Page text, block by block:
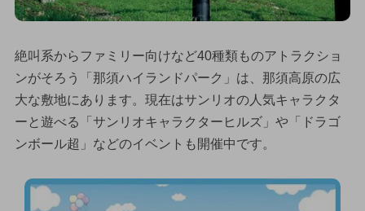
絶叫系からファミリー向けなど40種類ものアトラクショ
ンがそろう「那須ハイランドパーク」は、那須高原の広
大な敷地にあります。現在はサンリオの人気キャラクタ
ーと遊べる「サンリオキャラクターヒルズ」や「ドラゴ
ンボール超」などのイベントも開催中です。